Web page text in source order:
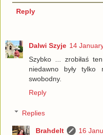
Reply
Dalwi Szyje 14
Szybko ... zrobiłaś
niedawno były tylko
swobodny.
Reply
Replies
Brahdelt
16